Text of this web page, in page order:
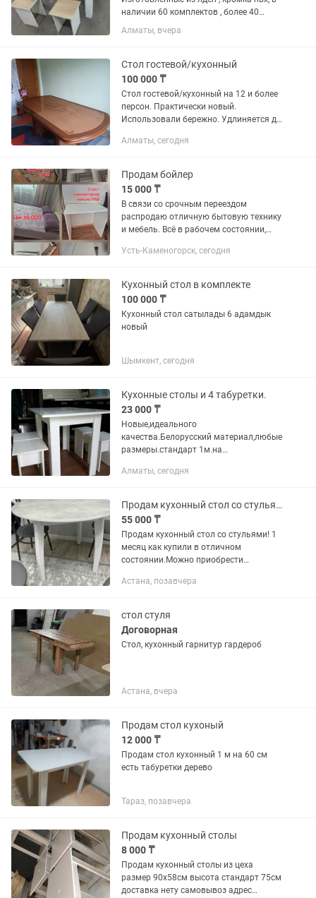
наличии 60 комплектов , более 40
видов цветов.
Алматы, вчера
Стол гостевой/кухонный
100 000 ₸
Стол гостевой/кухонный на 12 и более
персон. Практически новый.
Использовали бережно. Удлиняется до
состоянии.
Алматы, сегодня
Продам бойлер
15 000 ₸
В связи со срочным переездом
распродаю отличную бытовую технику
и мебель. Всё в рабочем состоянии,
поставила максимально низкие для
Усть-Каменогорск, сегодня
Кухонный стол в комплекте
100 000 ₸
Кухонный стол сатылады 6 адамдык
новый
Шымкент, сегодня
Кухонные столы и 4 табуретки.
23 000 ₸
Новые,идеального
качества.Белорусский материал,любые
размеры.стандарт 1м.на
пишите,не пожалеете .В любое время
Алматы, сегодня
Продам кухонный стол со стульями,почти новый.Можно по отдельности
55 000 ₸
Продам кухонный стол со стульями! 1
месяц как купили в отличном
состоянии.Можно приобрести
Астана, позавчера
стол стуля
Договорная
Стол, кухонный гарнитур гардероб
Астана, вчера
Продам стол кухоный
12 000 ₸
Продам стол кухонный 1 м на 60 см
есть табуретки дерево
Тараз, позавчера
Продам кухонный столы
8 000 ₸
Продам кухонный столы из цеха
размер 90х58см высота стандарт 75см
доставка нету самовывоз адрес